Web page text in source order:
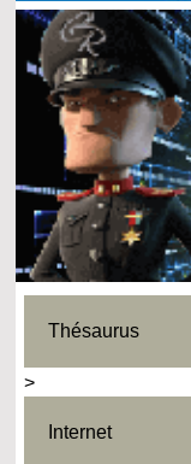
Thésaurus
>
Internet